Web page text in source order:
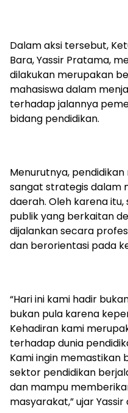
Dalam aksi tersebut,
Bara, Yassir Pratama,
dilakukan merupakan
mahasiswa dalam
terhadap jalannya
bidang pendidikan.
Menurutnya,
sangat strategis dalam
daerah. Oleh karena
publik yang berkaitan
dijalankan secara
dan berorientasi pada
“Hari ini kami hadir
bukan pula karena
Kehadiran kami
terhadap dunia
Kami ingin memastikan
sektor pendidikan
dan mampu
masyarakat,” ujar